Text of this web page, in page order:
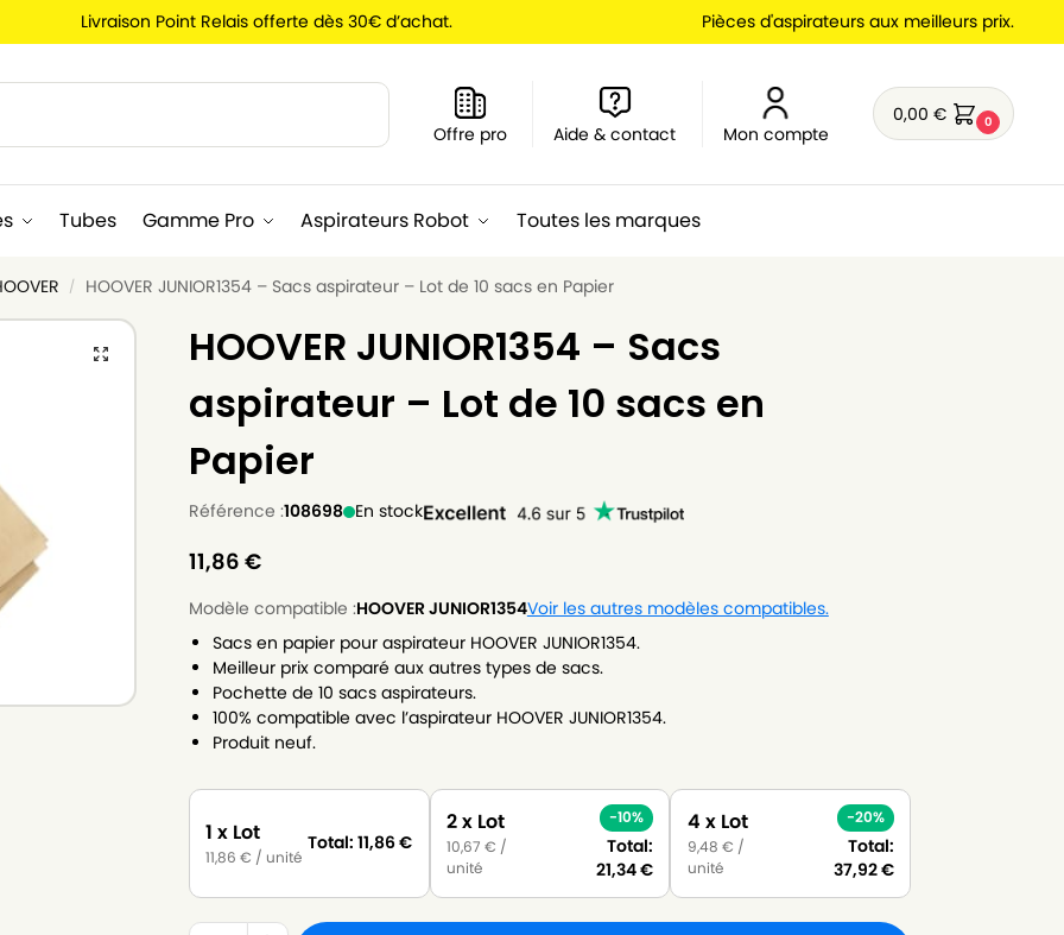
Livraison Point Relais offerte dès 30€ d’achat. Pièces d'aspirateurs aux meilleurs prix.
Offre pro Aide & contact Mon compte
0,00€ 0
Tubes Gamme Pro Aspirateurs Robot Toutes les marques
/ HOOVER JUNIOR1354 – Sacs aspirateur – Lot de 10 sacs en Papier
HOOVER JUNIOR1354 – Sacs
aspirateur – Lot de 10 sacs en
Papier
Référence :108698 En stock
11,86 €
Modèle compatible :HOOVER JUNIOR1354Voir les autres modèles compatibles.
Sacs en papier pour aspirateur HOOVER JUNIOR1354.
Meilleur prix comparé aux autres types de sacs.
Pochette de 10 sacs aspirateurs.
100% compatible avec l’aspirateur HOOVER JUNIOR1354.
Produit neuf.
1 x Lot
11,86€ / unité
Total: 11,86€
2 x Lot
10,67€ /
unité
-10%
Total:
21,34€
4 x Lot
9,48 € /
unité
-20%
Total:
37,92€